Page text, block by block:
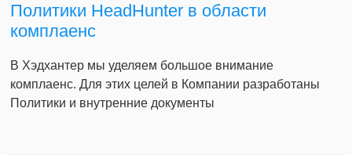
Политики HeadHunter в области
комплаенс
В Хэдхантер мы уделяем большое внимание
комплаенс. Для этих целей в Компании разработаны
Политики и внутренние документы